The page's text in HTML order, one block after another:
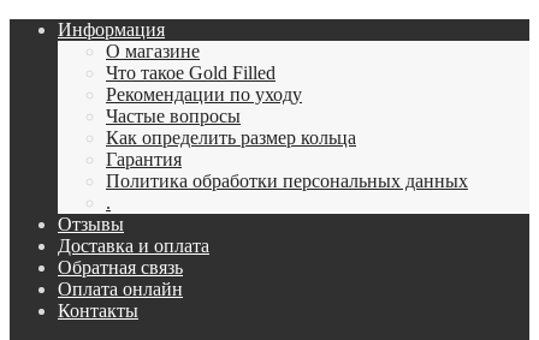
Информация
О магазине
Что такое Gold Filled
Рекомендации по уходу
Частые вопросы
Как определить размер кольца
Гарантия
Политика обработки персональных данных
.
Отзывы
Доставка и оплата
Обратная связь
Оплата онлайн
Контакты